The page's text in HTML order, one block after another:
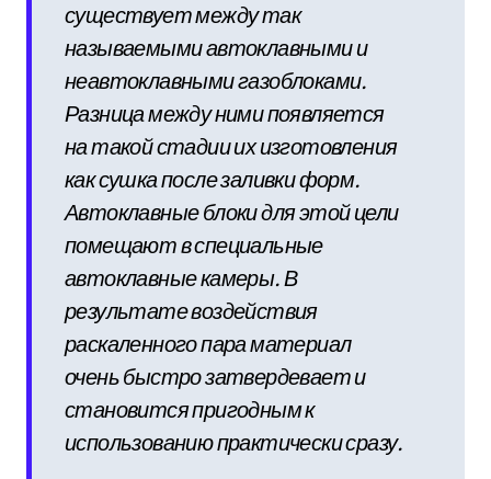
существует между так
называемыми автоклавными и
неавтоклавными газоблоками.
Разница между ними появляется
на такой стадии их изготовления
как сушка после заливки форм.
Автоклавные блоки для этой цели
помещают в специальные
автоклавные камеры. В
результате воздействия
раскаленного пара материал
очень быстро затвердевает и
становится пригодным к
использованию практически сразу.